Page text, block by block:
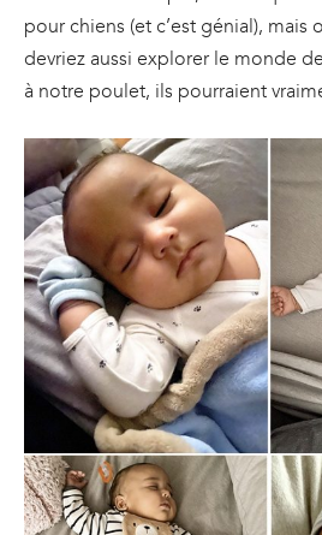
pour chiens (et c’est génial), mais
devriez aussi explorer le monde
à notre poulet, ils pourraient